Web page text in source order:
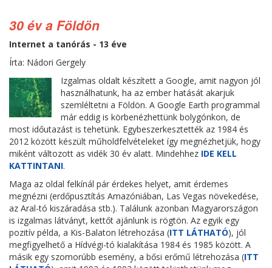
30 év a Földön
Internet a tanórás - 13 éve
Írta: Nádori Gergely
Izgalmas oldalt készített a Google, amit nagyon jól
használhatunk, ha az ember hatását akarjuk
szemléltetni a Földön. A Google Earth programmal
már eddig is körbenézhettünk bolygónkon, de
most időutazást is tehetünk. Egybeszerkesztették az 1984 és
2012 között készült műholdfelvételeket így megnézhetjük, hogy
miként változott as vidék 30 év alatt. Mindehhez IDE KELL
KATTINTANI.
Maga az oldal felkínál pár érdekes helyet, amit érdemes
megnézni (erdőpusztítás Amazóniában, Las Vegas növekedése,
az Aral-tó kiszáradása stb.). Találunk azonban Magyarországon
is izgalmas látványt, kettőt ajánlunk is rögtön. Az egyik egy
pozitív példa, a Kis-Balaton létrehozása (ITT LÁTHATÓ), jól
megfigyelhető a Hídvégi-tó kialakítása 1984 és 1985 között. A
másik egy szomorúbb esemény, a bősi erőmű létrehozása (ITT